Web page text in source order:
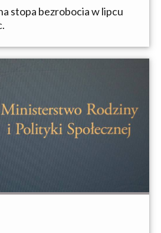
stopa bezrobocia w lipcu